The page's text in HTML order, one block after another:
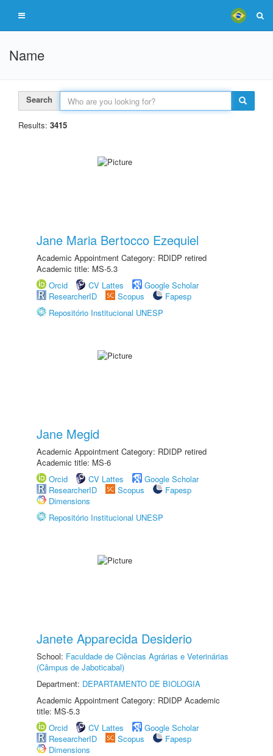
Name
Search
Results: 3415
Jane Maria Bertocco Ezequiel
Academic Appointment Category: RDIDP retired
Academic title: MS-5.3
Orcid
CV Lattes
Google Scholar
ResearcherID
Scopus
Fapesp
Repositório Institucional UNESP
Jane Megid
Academic Appointment Category: RDIDP retired
Academic title: MS-6
Orcid
CV Lattes
Google Scholar
ResearcherID
Scopus
Fapesp
Dimensions
Repositório Institucional UNESP
Janete Apparecida Desiderio
School: Faculdade de Ciências Agrárias e Veterinárias
(Câmpus de Jaboticabal)
Department: DEPARTAMENTO DE BIOLOGIA
Academic Appointment Category: RDIDP Academic
title: MS-5.3
Orcid
CV Lattes
Google Scholar
ResearcherID
Scopus
Fapesp
Dimensions